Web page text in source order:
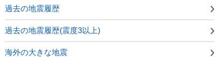
過去の地震履歴
過去の地震履歴(震度3以上)
海外の大きな地震